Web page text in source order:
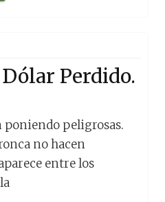
Perdido.
poniendo peligrosas.
no hacen
entre los